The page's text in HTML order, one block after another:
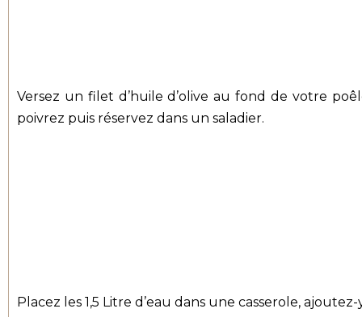
Versez un filet d’huile d’olive au fond de votre
poivrez puis réservez dans un saladier.
Placez les 1,5 Litre d’eau dans une casserole,